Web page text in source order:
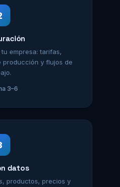
tu empresa: tarifas,
producción y flujos de
3–6
datos
productos, precios y